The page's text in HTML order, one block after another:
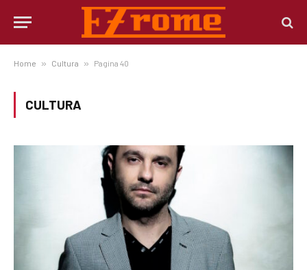
Home » Cultura » Pagina 40
CULTURA